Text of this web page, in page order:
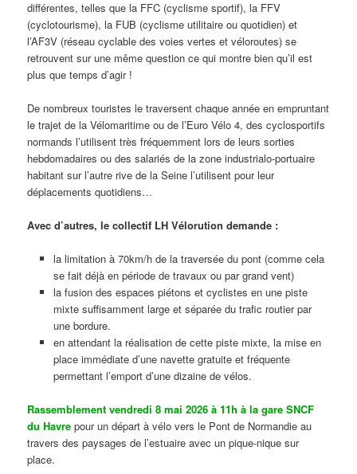
différentes, telles que la FFC (cyclisme sportif), la FFV
(cyclotourisme), la FUB (cyclisme utilitaire ou quotidien) et
l’AF3V (réseau cyclable des voies vertes et véloroutes) se
retrouvent sur une même question ce qui montre bien qu’il est
plus que temps d’agir !
De nombreux touristes le traversent chaque année en empruntant
le trajet de la Vélomaritime ou de l’Euro Vélo 4, des cyclosportifs
normands l’utilisent très fréquemment lors de leurs sorties
hebdomadaires ou des salariés de la zone industrialo-portuaire
habitant sur l’autre rive de la Seine l’utilisent pour leur
déplacements quotidiens…
Avec d’autres, le collectif LH Vélorution demande :
la limitation à 70km/h de la traversée du pont (comme cela
se fait déjà en période de travaux ou par grand vent)
la fusion des espaces piétons et cyclistes en une piste
mixte suffisamment large et séparée du trafic routier par
une bordure.
en attendant la réalisation de cette piste mixte, la mise en
place immédiate d’une navette gratuite et fréquente
permettant l’emport d’une dizaine de vélos.
Rassemblement vendredi 8 mai 2026 à 11h à la gare SNCF
du Havre pour un départ à vélo vers le Pont de Normandie au
travers des paysages de l’estuaire avec un pique-nique sur
place.